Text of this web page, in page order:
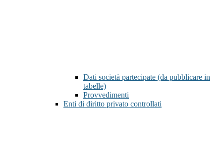
Dati società partecipate (da pubblicare in
tabelle)
Provvedimenti
Enti di diritto privato controllati